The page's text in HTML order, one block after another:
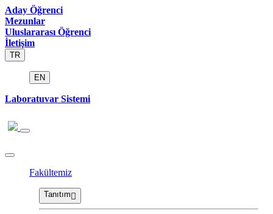
Aday Öğrenci
Mezunlar
Uluslararası Öğrenci
İletişim
TR
EN
Laboratuvar Sistemi
Fakültemiz
Tanıtım